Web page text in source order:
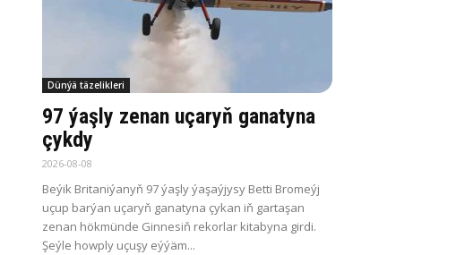
Dünýä täzelikleri
97 ýaşly zenan uçaryň ganatyna
çykdy
2026-08-08
Beýik Britaniýanyň 97 ýaşly ýaşaýjysy Betti Bromeýj
uçup barýan uçaryň ganatyna çykan iň gartaşan
zenan hökmünde Ginnesiň rekorlar kitabyna girdi.
Şeýle howply uçuşy eýýäm...